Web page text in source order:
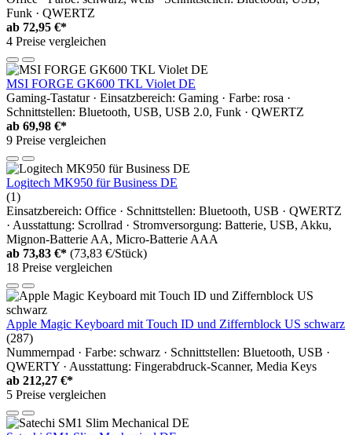
Funk · QWERTZ
ab 72,95 €*
4 Preise vergleichen
MSI FORGE GK600 TKL Violet DE
Gaming-Tastatur · Einsatzbereich: Gaming · Farbe: rosa ·
Schnittstellen: Bluetooth, USB, USB 2.0, Funk · QWERTZ
ab 69,98 €*
9 Preise vergleichen
Logitech MK950 für Business DE
(1)
Einsatzbereich: Office · Schnittstellen: Bluetooth, USB · QWERTZ
· Ausstattung: Scrollrad · Stromversorgung: Batterie, USB, Akku,
Mignon-Batterie AA, Micro-Batterie AAA
ab 73,83 €* (73,83 €/Stück)
18 Preise vergleichen
Apple Magic Keyboard mit Touch ID und Ziffernblock US schwarz
(287)
Nummernpad · Farbe: schwarz · Schnittstellen: Bluetooth, USB ·
QWERTY · Ausstattung: Fingerabdruck-Scanner, Media Keys
ab 212,27 €*
5 Preise vergleichen